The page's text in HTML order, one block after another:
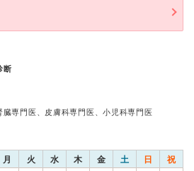
断
専門医、皮膚科専門医、小児科専門医
月 火 水 木 金 土 日 祝